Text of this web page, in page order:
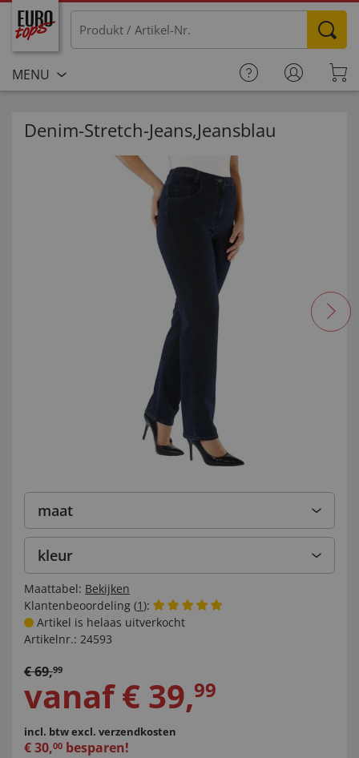
MENU
Denim-Stretch-Jeans,Jeansblau
maat
kleur
Maattabel: Bekijken
Klantenbeoordeling (1):
Artikel is helaas uitverkocht
Artikelnr.: 24593
€69,99
vanaf € 39,99
incl. btwexcl. verzendkosten
€30,00 besparen!